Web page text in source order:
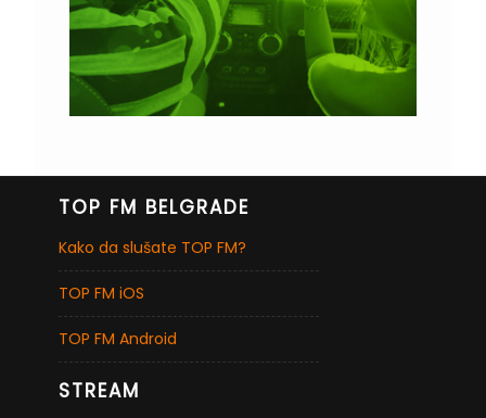
TOP FM BELGRADE
Kako da slušate TOP FM?
TOP FM iOS
TOP FM Android
STREAM